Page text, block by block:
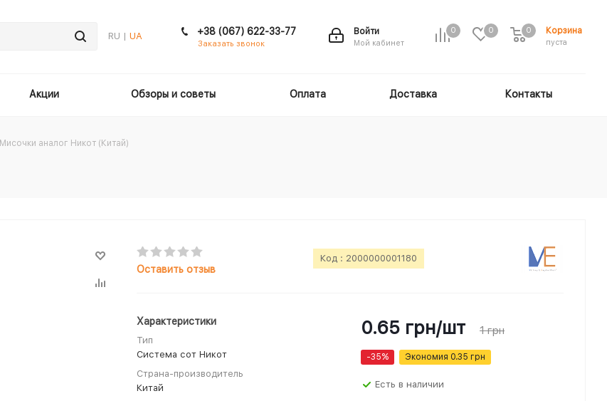
RU | UA
0 0 Корзина
пуста
0
Войти
Мой кабинет
+38 (067) 622-33-77
Заказать звонок
Акции Обзоры и советы Оплата Доставка Контакты
Мисочки аналог Никот (Китай)
Оставить отзыв
Код : 2000000001180
Характеристики
Тип
Система сот Никот
Страна-производитель
Китай
0.65 грн/шт 1грн
-35% Экономия 0.35 грн
Есть в наличии